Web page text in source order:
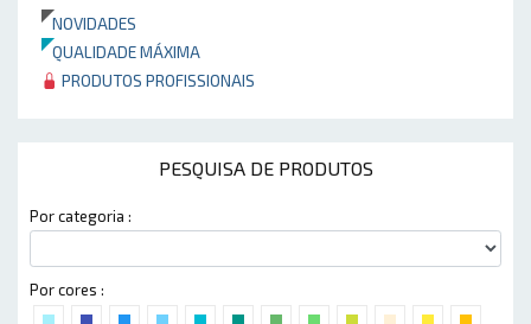
NOVIDADES
QUALIDADE MÁXIMA
PRODUTOS PROFISSIONAIS
PESQUISA DE PRODUTOS
Por categoria :
Por cores :